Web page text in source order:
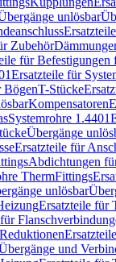
unlösbar
Zubehör
für Befestigungen
Ersatzteile für
BögenT-Stücke
Kompensatoren
Systemrohre 1.4401
Übergänge
Ersatzteile für
Abdichtungen
ThermFittings
unlösbar
Ersatzteile für
Reduktionen
und